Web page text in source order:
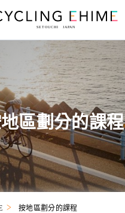
區劃分的課程
按地區劃分的課程